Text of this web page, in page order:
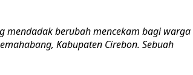
mendadak berubah mencekam bagi warga
Kabupaten Cirebon. Sebuah